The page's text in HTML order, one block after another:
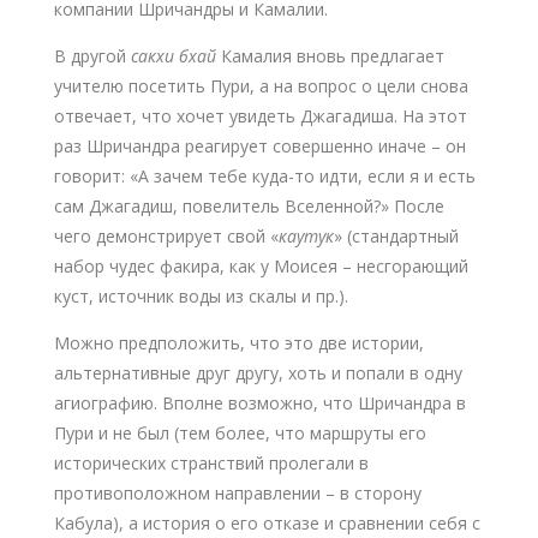
компании Шричандры и Камалии.
В другой сакхи бхайКамалия вновь предлагает
учителю посетить Пури, а на вопрос о цели снова
отвечает, что хочет увидеть Джагадиша. На этот
раз Шричандра реагирует совершенно иначе – он
говорит: «А зачем тебе куда-то идти, если я и есть
сам Джагадиш, повелитель Вселенной?» После
чего демонстрирует свой «каутук» (стандартный
набор чудес факира, как у Моисея – несгорающий
куст, источник воды из скалы и пр.).
Можно предположить, что это две истории,
альтернативные друг другу, хоть и попали в одну
агиографию. Вполне возможно, что Шричандра в
Пури и не был (тем более, что маршруты его
исторических странствий пролегали в
противоположном направлении – в сторону
Кабула), а история о его отказе и сравнении себя с